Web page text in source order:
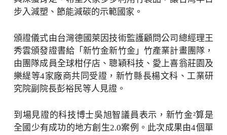
步入減塑、節能減碳的示範國家。
頒證儀式由台灣德國萊因技術監護顧問公司總經理王
秀雲頒發證書給「新竹金新竹金」竹產業計畫團隊，
由團隊成員全球柑仔店、聰穎科技、愛上喜翁莊園及
樂緹等4家廠商共同受證，新竹縣長楊文科、工業研
究院副院長彭裕民等人見證。
到場見證的科技博士吳旭智議員表示，新竹金²算是
全國少有成功的地方創生2.0案例。此次成果由4個單